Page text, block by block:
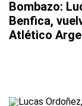
Bombazo:
Benfica,
Atlético